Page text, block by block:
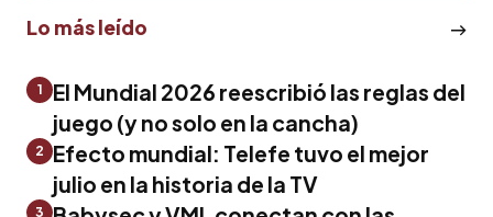
Lo más leído
1
El Mundial 2026 reescribió las reglas del
juego (y no solo en la cancha)
2
Efecto mundial: Telefe tuvo el mejor
julio en la historia de la TV
3